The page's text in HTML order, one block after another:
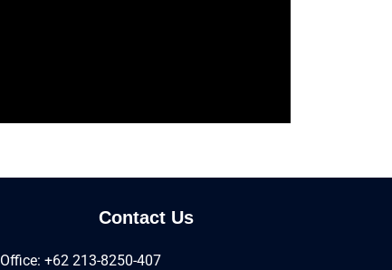
Contact Us
Office: +62 213-8250-407